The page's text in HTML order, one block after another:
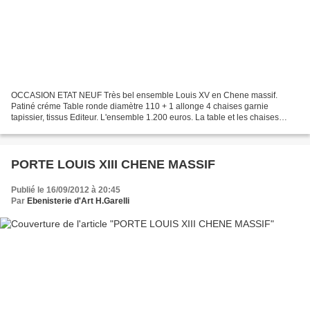
OCCASION ETAT NEUF Très bel ensemble Louis XV en Chene massif.
Patiné créme Table ronde diamètre 110 + 1 allonge 4 chaises garnie
tapissier, tissus Editeur. L'ensemble 1.200 euros. La table et les chaises
PORTE LOUIS XIII CHENE MASSIF
Publié le 16/09/2012 à 20:45
Par Ebenisterie d'Art H.Garelli